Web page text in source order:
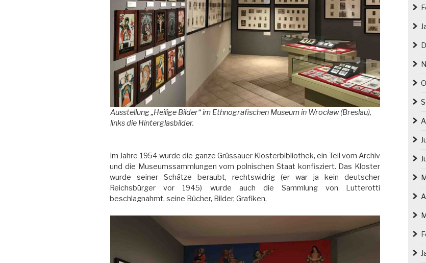
Ausstellung „Heilige Bilder“ im Ethnografischen Museum in Wrocław (Breslau),
links die Hinterglasbilder.
Im Jahre 1954 wurde die ganze Grüssauer Klosterbibliothek, ein Teil vom Archiv
und die Museumssammlungen vom polnischen Staat konfisziert. Das Kloster
wurde seiner Schätze beraubt, rechtswidrig (er war ja kein deutscher
Reichsbürger vor 1945) wurde auch die Sammlung von Lutterotti
beschlagnahmt, seine Bücher, Bilder, Grafiken.